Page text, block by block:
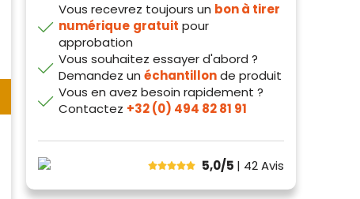
Vous recevrez toujours un bon à tirer
numérique gratuit pour
approbation
Vous souhaitez essayer d'abord ?
Demandez un échantillonde produit
Vous en avez besoin rapidement ?
Contactez +32 (0) 494 82 81 91
5,0/5 | 42Avis